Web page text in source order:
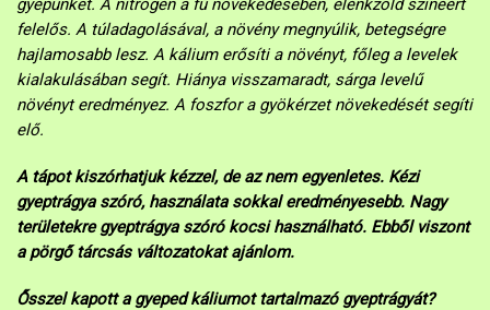
felelős. A túladagolásával, a növény megnyúlik, betegségre
hajlamosabb lesz. A kálium erősíti a növényt, főleg a levelek
kialakulásában segít. Hiánya visszamaradt, sárga levelű
növényt eredményez. A foszfor a gyökérzet növekedését segíti
elő.
A tápot kiszórhatjuk kézzel, de az nem egyenletes. Kézi
gyeptrágya szóró, használata sokkal eredményesebb. Nagy
területekre gyeptrágya szóró kocsi használható. Ebből viszont
a pörgő tárcsás változatokat ajánlom.
Ősszel kapott a gyeped káliumot tartalmazó gyeptrágyát?